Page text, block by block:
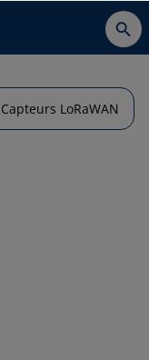
Capteurs LoRaWAN